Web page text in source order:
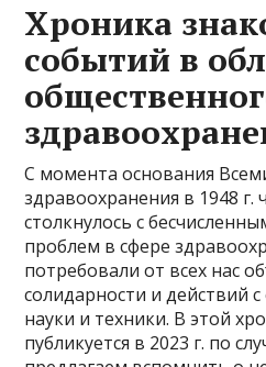
Хроника
событий в
С момента основания
здравоохранения в 1948 г.
столкнулось с
проблем в сфере
потребовали от всех нас
солидарности и действий
науки и техники. В этой
публикуется в 2023 г. по